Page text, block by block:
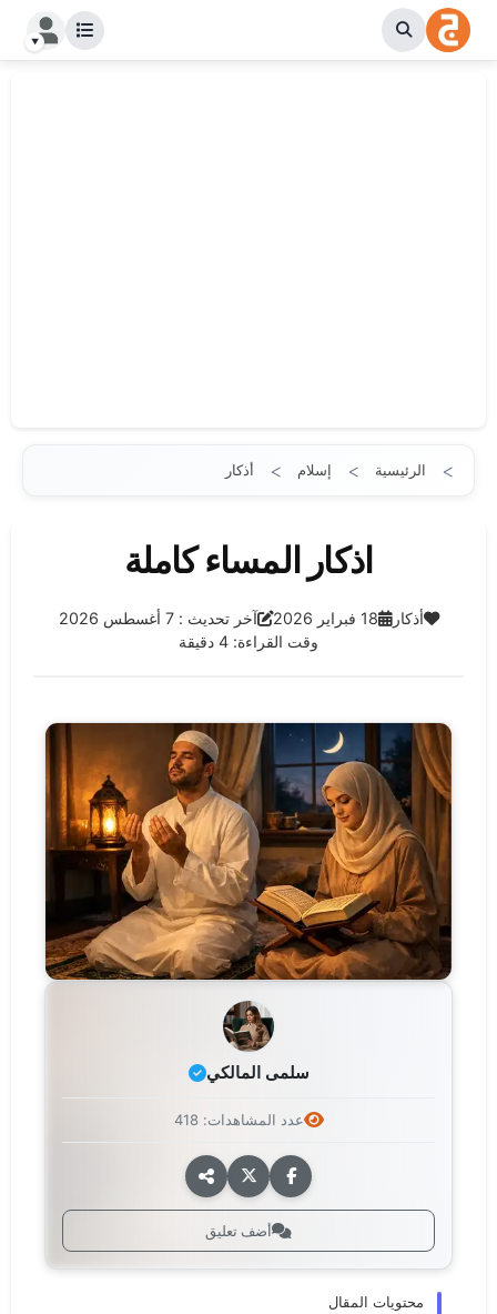
أذكار إسلام الرئيسية
اذكار المساء كاملة
الفئة:أذكارتاريخ النشر:
18 فبراير 2026 آخر تحديث:
آخر تحديث : 7 أغسطس 2026
وقت القراءة: 4 دقيقة
سلمى المالكي
عدد المشاهدات: 418
أضف تعليق
محتويات المقال